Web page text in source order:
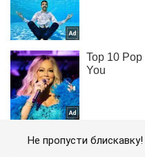
Не пропусти